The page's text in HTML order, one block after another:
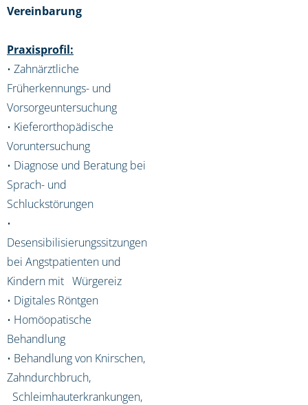
Vereinbarung
Praxisprofil:
• Zahnärztliche
Früherkennungs- und
Vorsorgeuntersuchung
• Kieferorthopädische
Voruntersuchung
• Diagnose und Beratung bei
Sprach- und
Schluckstörungen
•
Desensibilisierungssitzungen
bei Angstpatienten und
Kindern mit Würgereiz
• Digitales Röntgen
• Homöopatische
Behandlung
• Behandlung von Knirschen,
Zahndurchbruch,
Schleimhauterkrankungen,